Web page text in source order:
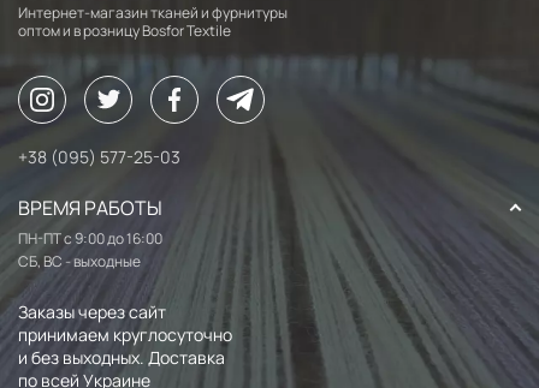
Интернет-магазин тканей и фурнитуры
оптом и в розницу Bosfor Textile
+38 (095) 577-25-03
ВРЕМЯ РАБОТЫ
ПН-ПТ с 9:00 до 16:00
СБ, ВС - выходные
Заказы через сайт
принимаем круглосуточно
и без выходных. Доставка
по всей Украине